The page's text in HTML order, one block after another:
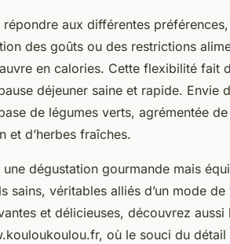
répondre aux différentes
des goûts ou des restrictions
en calories. Cette flexibilité fait
déjeuner saine et rapide.
de légumes verts, agrémentée
et d’herbes fraîches.
une dégustation gourmande mais
sains, véritables alliés d’un mode
et délicieuses, découvrez
où le souci du